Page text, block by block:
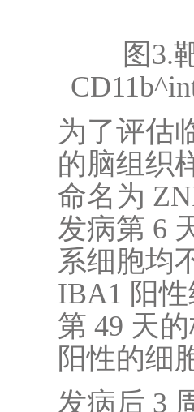
图3.
为了评估
的脑组织
命名为
发病第 6
系细胞均
IBA1 阳
第 49 天
阳性的细
发病后 3